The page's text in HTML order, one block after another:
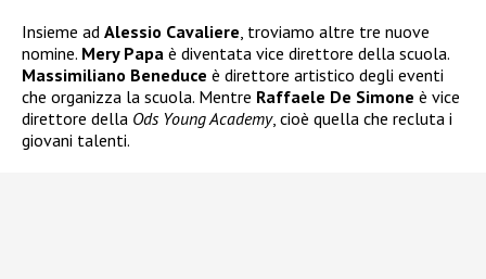
Insieme ad Alessio Cavaliere , troviamo altre tre nuove
nomine. Mery Papa è diventata vice direttore della scuola.
Massimiliano Beneduce è direttore artistico degli eventi
che organizza la scuola. Mentre Raffaele De Simone è vice
direttore della Ods Young Academy, cioè quella che recluta i
giovani talenti.